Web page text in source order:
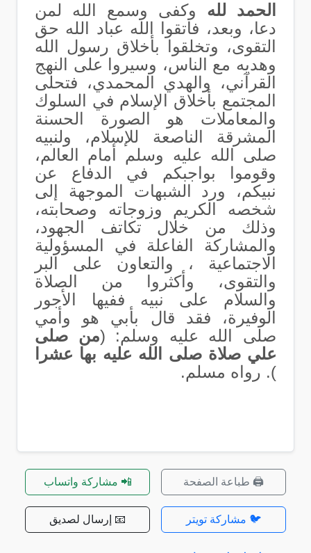
الحمد لله وكفى وسمع الله لمن
دعا، وبعد، فاتقوا الله عباد الله حق
التقوى، وتخلقوا بأخلاق رسول الله
وهديه مع الناس، وسيروا على النهج
القرآني، والهدي المحمدي، فتحلى
المجتمع بأخلاق الإسلام في السلوك
والمعاملات هو الصورة الحسنة
المشرقة الناصعة للإسلام، ولنبيه
صلى الله عليه وسلم أمام العالم،
وقوموا بواجبكم في الدفاع عن
نبيكم، ورد الشبهات الموجهة إلى
شخصه الكريم وزوجاته وصحابته،
وذلك من خلال تكاتف الجهود،
والمشاركة الفاعلة في المسؤولية
الاجتماعية ، والتعاون على البر
والتقوى، وأكثروا من الصلاة
والسلام على نبيه ففيها الأجور
الوفيرة، فقد قال بأبي هو وأمي
صلى الله عليه وسلم: (من صلى
علي صلاة صلى الله عليه بها عشرا
). رواه مسلم.
🖨️ طباعة الصفحة 📲 مشاركة واتساب
🐦 مشاركة تويتر 📧 إرسال لصديق